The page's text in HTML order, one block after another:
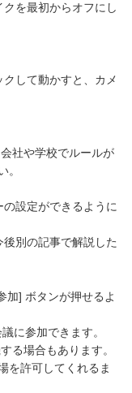
を最初からオフにし
して動かすと、カメ
社や学校でルールが
。
設定ができるように
別の記事で解説した
加] ボタンが押せるよ
に参加できます。
場合もあります。
を許可してくれるま